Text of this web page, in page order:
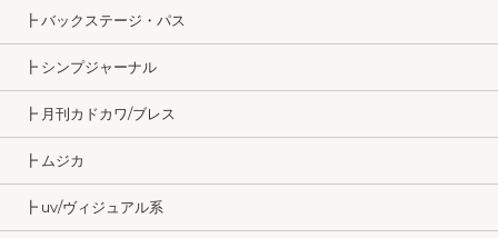
┣ バックステージ・パス
┣ シンプジャーナル
┣ 月刊カドカワ/ブレス
┣ ムジカ
┣ uv/ヴィジュアル系